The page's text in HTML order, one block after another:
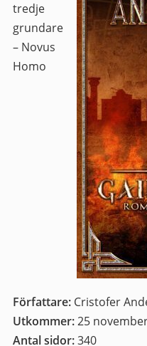
tredje
grundare
– Novus
Homo
Författare: Cristofer
Utkommer:25
Antal sidor:340